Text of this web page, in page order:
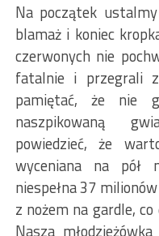
Na początek
blamaż i koniec
czerwonych nie
fatalnie i przegrali
pamiętać, że nie
naszpikowaną
powiedzieć, że
wyceniana na pół
niespełna 37
z nożem na gardle,